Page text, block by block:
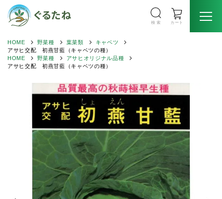
検 索 カート
HOME 野菜種 葉菜類
キャベツ
アサヒ交配 初燕甘藍（キャベツの種）
HOME
野菜種
アサヒオリジナル品種
アサヒ交配 初燕甘藍（キャベツの種）